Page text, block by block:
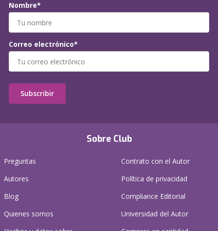
Sobre Club
Preguntas
Autores
Blog
Quienes somos
Contrato con el Autor
Política de privacidad
Compliance Editorial
Universidad del Autor
Nombre*
Correo electrónico*
Subscribir